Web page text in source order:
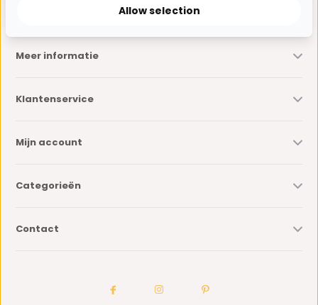
Meer informatie
Klantenservice
Mijn account
Categorieën
Contact
Allow selection